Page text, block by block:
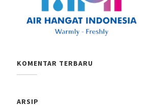
KOMENTAR TERBARU
ARSIP